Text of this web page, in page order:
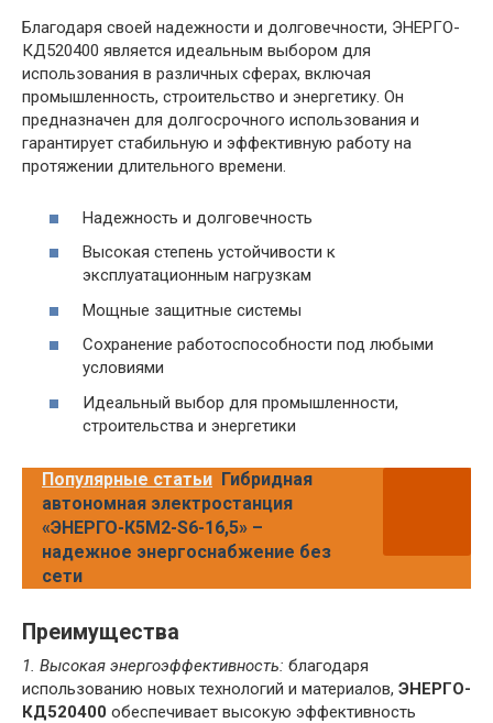
Благодаря своей надежности и долговечности, ЭНЕРГО-
КД520400 является идеальным выбором для
использования в различных сферах, включая
промышленность, строительство и энергетику. Он
предназначен для долгосрочного использования и
гарантирует стабильную и эффективную работу на
протяжении длительного времени.
Надежность и долговечность
Высокая степень устойчивости к
эксплуатационным нагрузкам
Мощные защитные системы
Сохранение работоспособности под любыми
условиями
Идеальный выбор для промышленности,
строительства и энергетики
Популярные статьи Гибридная
автономная электростанция
«ЭНЕРГО-К5М2-S6-16,5» –
надежное энергоснабжение без
сети
Преимущества
1. Высокая энергоэффективность: благодаря
использованию новых технологий и материалов, ЭНЕРГО-
КД520400 обеспечивает высокую эффективность